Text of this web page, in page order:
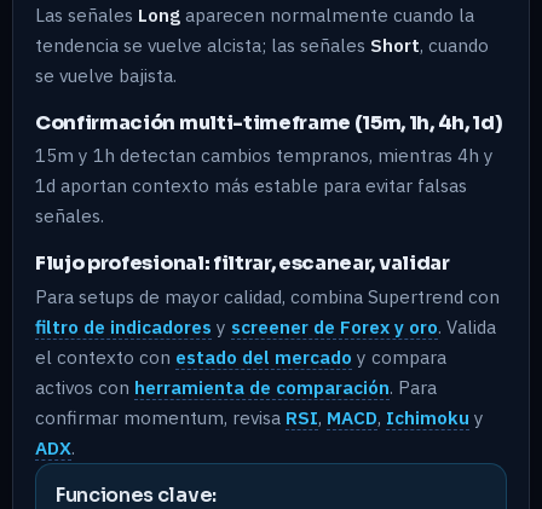
Las señales Long aparecen normalmente cuando la
tendencia se vuelve alcista; las señales Short, cuando
se vuelve bajista.
Confirmación multi-timeframe (15m, 1h, 4h, 1d)
15m y 1h detectan cambios tempranos, mientras 4h y
1d aportan contexto más estable para evitar falsas
señales.
Flujo profesional: filtrar, escanear, validar
Para setups de mayor calidad, combina Supertrend con
filtro de indicadores y screener de Forex y oro. Valida
el contexto con estado del mercado y compara
activos con herramienta de comparación. Para
confirmar momentum, revisa RSI, MACD, Ichimoku y
ADX.
Funciones clave: